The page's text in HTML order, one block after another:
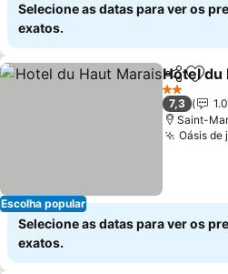
Selecione as datas para ver os
exatos.
Escolha popular
Partilhar
Hotel du
2 Estrelas
7,3
Saint-
Oásis de
Selecione as datas para ver os
exatos.